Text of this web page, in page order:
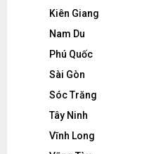
Kiên Giang
Nam Du
Phú Quốc
Sài Gòn
Sóc Trăng
Tây Ninh
Vĩnh Long